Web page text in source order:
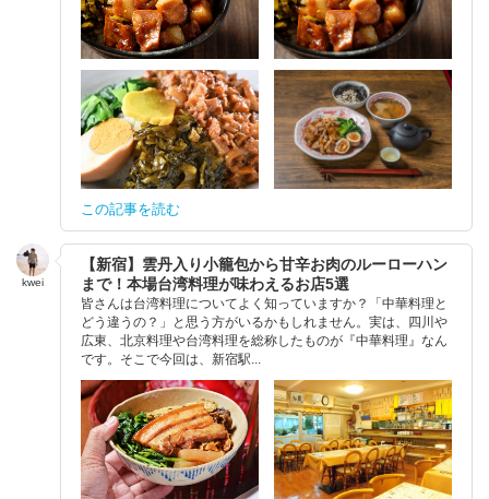
この記事を読む
kwei
【新宿】雲丹入り小籠包から甘辛お肉のルーローハン
まで！本場台湾料理が味わえるお店5選
皆さんは台湾料理についてよく知っていますか？「中華料理と
どう違うの？」と思う方がいるかもしれません。実は、四川や
広東、北京料理や台湾料理を総称したものが『中華料理』なん
です。そこで今回は、新宿駅...